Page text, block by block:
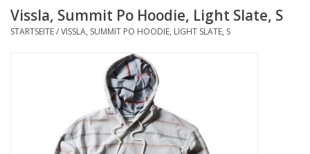
Accessoires
Vissla, Summit Po Hoodie, Light Slate, S
STARTSEITE/VISSLA, SUMMIT PO HOODIE, LIGHT SLATE, S